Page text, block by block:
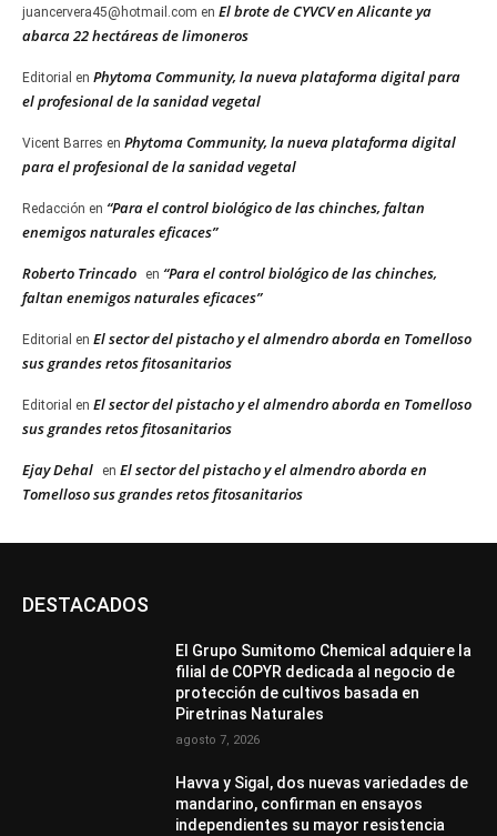
juancervera45@hotmail.com en El brote de CYVCV en Alicante ya
abarca 22 hectáreas de limoneros
Editorial en Phytoma Community, la nueva plataforma digital para
el profesional de la sanidad vegetal
Vicent Barres en Phytoma Community, la nueva plataforma digital
para el profesional de la sanidad vegetal
Redacción en “Para el control biológico de las chinches, faltan
enemigos naturales eficaces”
Roberto Trincado en “Para el control biológico de las chinches,
faltan enemigos naturales eficaces”
Editorial en El sector del pistacho y el almendro aborda en Tomelloso
sus grandes retos fitosanitarios
Editorial en El sector del pistacho y el almendro aborda en Tomelloso
sus grandes retos fitosanitarios
Ejay Dehal en El sector del pistacho y el almendro aborda en
Tomelloso sus grandes retos fitosanitarios
DESTACADOS
El Grupo Sumitomo Chemical adquiere la
filial de COPYR dedicada al negocio de
protección de cultivos basada en
Piretrinas Naturales
agosto 7, 2026
Havva y Sigal, dos nuevas variedades de
mandarino, confirman en ensayos
independientes su mayor resistencia